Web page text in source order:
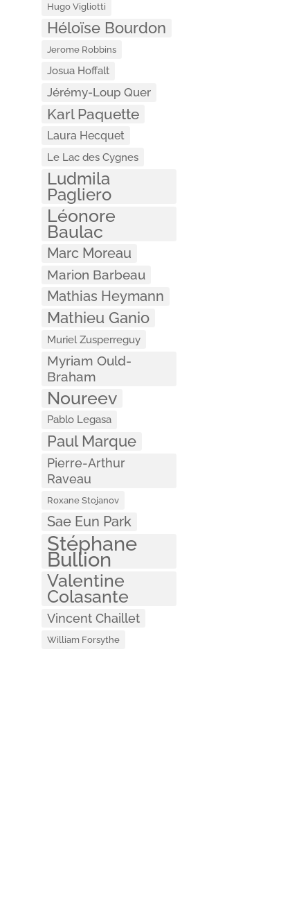
Hugo Vigliotti
Héloïse Bourdon
Jerome Robbins
Josua Hoffalt
Jérémy-Loup Quer
Karl Paquette
Laura Hecquet
Le Lac des Cygnes
Ludmila
Pagliero
Léonore
Baulac
Marc Moreau
Marion Barbeau
Mathias Heymann
Mathieu Ganio
Muriel Zusperreguy
Myriam Ould-
Braham
Noureev
Pablo Legasa
Paul Marque
Pierre-Arthur
Raveau
Roxane Stojanov
Sae Eun Park
Stéphane
Bullion
Valentine
Colasante
Vincent Chaillet
William Forsythe